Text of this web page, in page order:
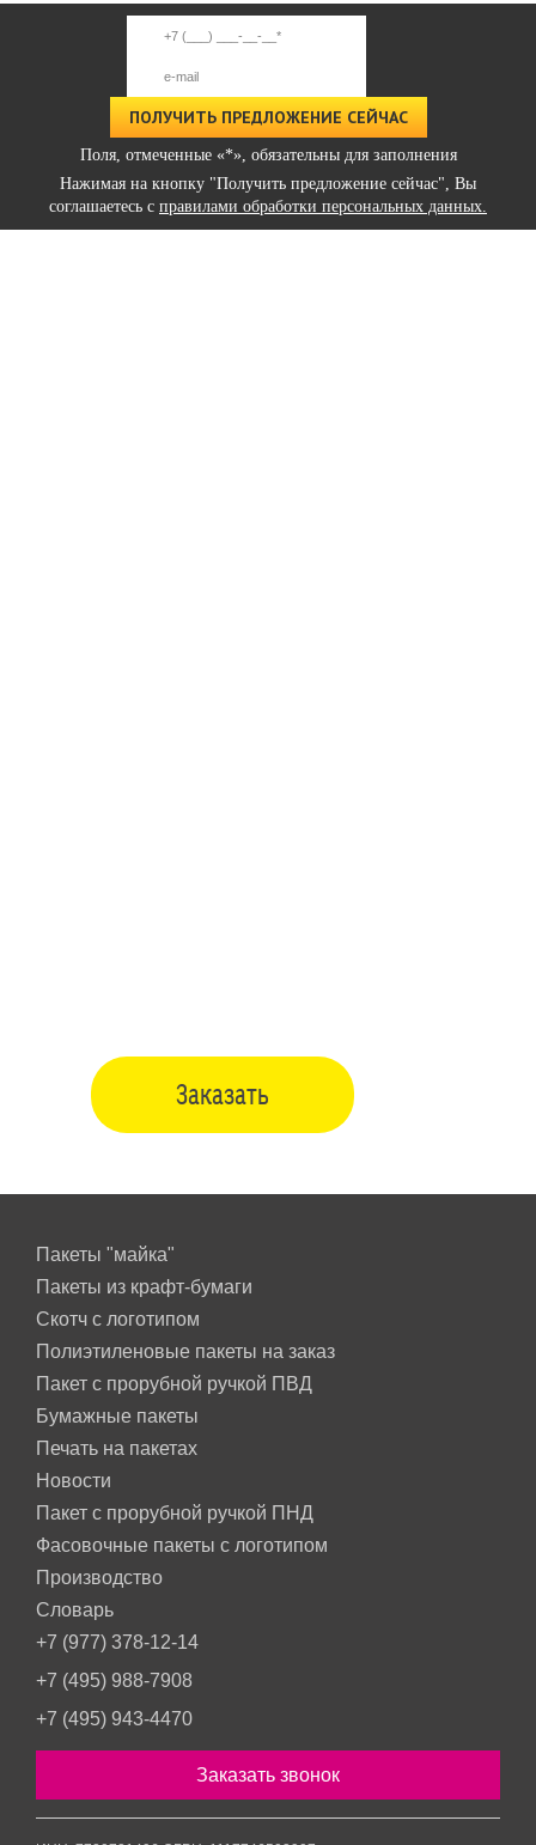
Поля, отмеченные «*», обязательны для заполнения
Нажимая на кнопку "Получить предложение сейчас", Вы
соглашаетесь с правилами обработки персональных данных.
Заказать
Пакеты "майка"
Пакеты из крафт-бумаги
Скотч с логотипом
Полиэтиленовые пакеты на заказ
Пакет с прорубной ручкой ПВД
Бумажные пакеты
Печать на пакетах
Новости
Пакет с прорубной ручкой ПНД
Фасовочные пакеты с логотипом
Производство
Словарь
+7 (977) 378-12-14
+7 (495) 988-7908
+7 (495) 943-4470
Заказать звонок